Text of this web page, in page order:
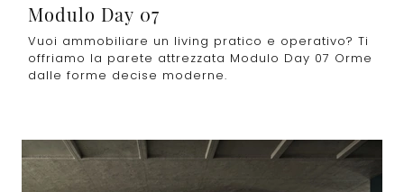
Modulo Day 07
Vuoi ammobiliare un living pratico e operativo? Ti
offriamo la parete attrezzata Modulo Day 07 Orme
dalle forme decise moderne.